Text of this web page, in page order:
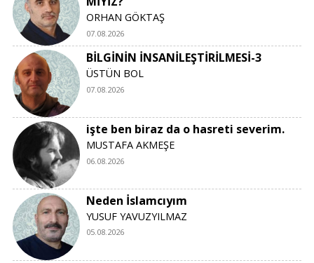
ORHAN GÖKTAŞ
07.08.2026
BİLGİNİN İNSANİLEŞTİRİLMESİ-3
ÜSTÜN BOL
07.08.2026
işte ben biraz da o hasreti severim.
MUSTAFA AKMEŞE
06.08.2026
Neden İslamcıyım
YUSUF YAVUZYILMAZ
05.08.2026